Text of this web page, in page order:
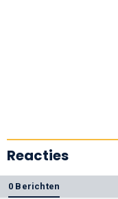
Reacties
0 Berichten